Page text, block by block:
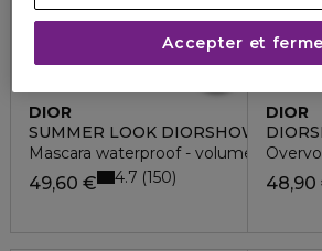
DIOR
SUMMER LOOK DIORSHOW ICONIC
Mascara waterproof - volume &
49,60 € 4.7 150
DIOR
48,90
Accepter et